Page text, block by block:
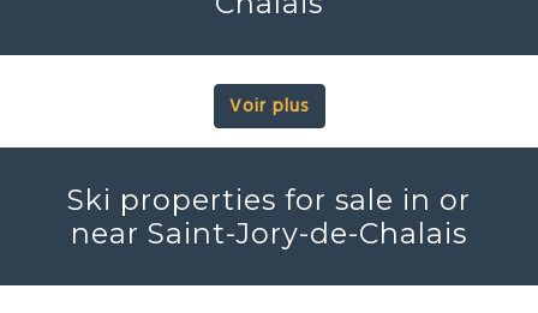
Voir plus
Ski properties for sale in or
near Saint-Jory-de-Chalais